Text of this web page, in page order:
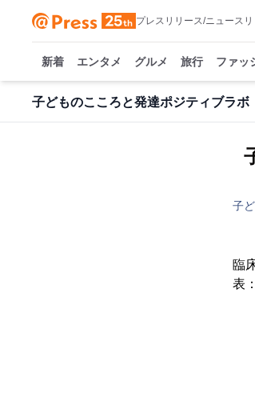
プレスリリース/ニュース
新着 エンタメ グルメ 旅行 ファッ
子どものこころと発達ポジティブラボ
子
臨
表